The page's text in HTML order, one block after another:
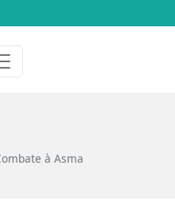
o início
à Asma